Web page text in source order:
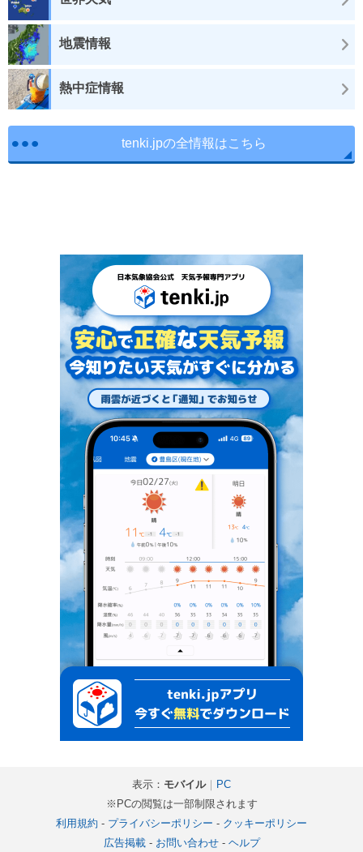
地震情報
熱中症情報
tenki.jpの全情報はこちら
表示： モバイル｜ PC
※PCの閲覧は一部制限されます
利用規約 - プライバシーポリシー - クッキーポリシー
広告掲載- お問い合わせ- ヘルプ